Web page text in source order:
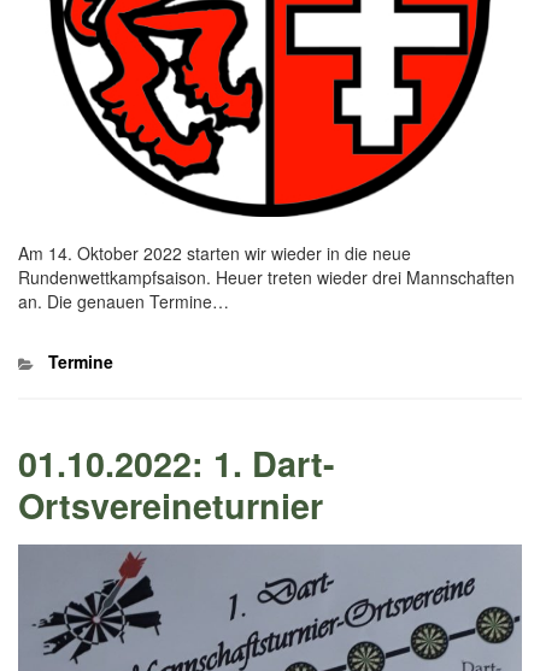
Am 14. Oktober 2022 starten wir wieder in die neue
Rundenwettkampfsaison. Heuer treten wieder drei Mannschaften
an. Die genauen Termine…
Kategorien
Termine
01.10.2022: 1. Dart-
Ortsvereineturnier